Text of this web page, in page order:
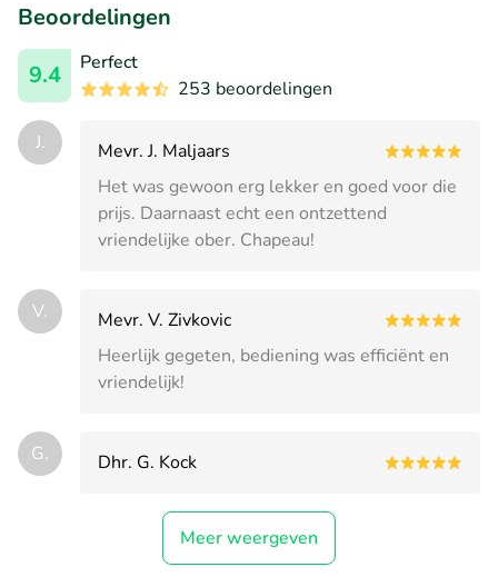
Beoordelingen
9.4
Perfect
253 beoordelingen
J.
Mevr. J. Maljaars
Het was gewoon erg lekker en goed voor die
prijs. Daarnaast echt een ontzettend
vriendelijke ober. Chapeau!
V.
Mevr. V. Zivkovic
Heerlijk gegeten, bediening was efficiënt en
vriendelijk!
G. Dhr. G. Kock
Meer weergeven